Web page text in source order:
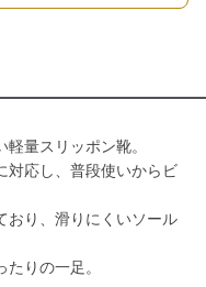
量スリッポン靴。
対応し、普段使いからビ
おり、滑りにくいソール
りの一足。